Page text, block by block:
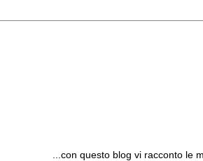
...con questo blog vi racconto le